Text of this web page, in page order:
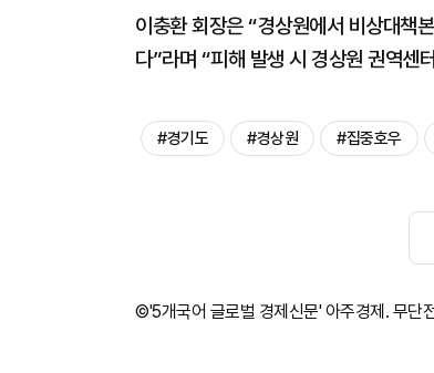
이충환 회장은 “경상원에서 비상대책
다”라며 “피해 발생 시 경상원 권역센
#경기도 #경상원 #집중호우
©'5개국어 글로벌 경제신문' 아주경제. 무단